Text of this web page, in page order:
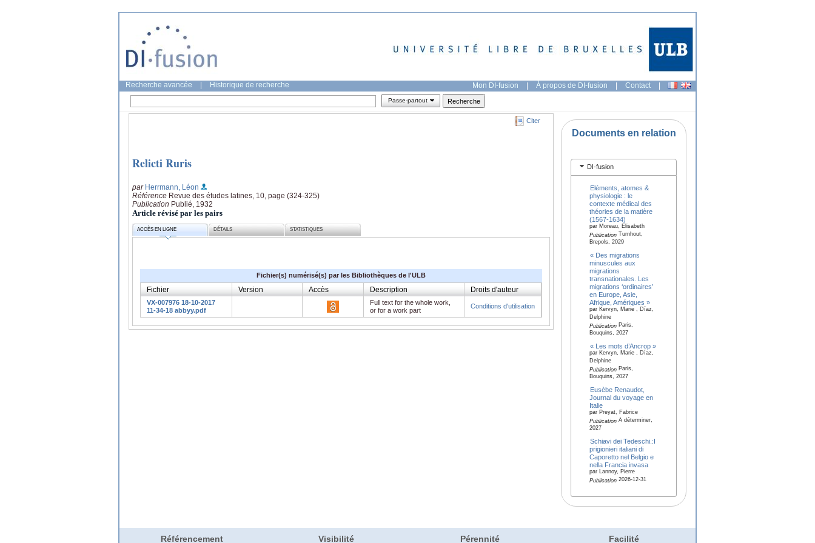
Recherche avancée Historique de recherche Mon DI-fusion | À propos de DI-fusion | Contact |
Passe-partout
Citer
Relicti Ruris
par Herrmann, Léon
Référence Revue des études latines, 10, page (324-325)
Publication Publié, 1932
Article révisé par les pairs
ACCÈS EN LIGNE DÉTAILS STATISTIQUES
Fichier(s) numérisé(s) par les Bibliothèques de l'ULB
Fichier Version Accès Description Droits d'auteur
VX-007976 18-10-2017
11-34-18 abbyy.pdf
Full text for the whole work,
or for a work part
Conditions d'utilisation
Documents en relation
DI-fusion
Eléments, atomes &
physiologie : le
contexte médical des
théories de la matière
(1567-1634)
par Moreau, Elisabeth
PublicationTurnhout,
Brepols, 2029
« Des migrations
minuscules aux
migrations
transnationales. Les
migrations ‘ordinaires’
en Europe, Asie,
Afrique, Amériques »
par Kervyn, Marie , Díaz,
Delphine
PublicationParis,
Bouquins, 2027
« Les mots d’Ancrop »
par Kervyn, Marie , Díaz,
Delphine
PublicationParis,
Bouquins, 2027
Eusèbe Renaudot,
Journal du voyage en
Italie
par Preyat, Fabrice
PublicationA déterminer,
2027
Schiavi dei Tedeschi.:I
prigionieri italiani di
Caporetto nel Belgio e
nella Francia invasa
par Lannoy, Pierre
Publication2026-12-31
Référencement Visibilité Pérennité Facilité